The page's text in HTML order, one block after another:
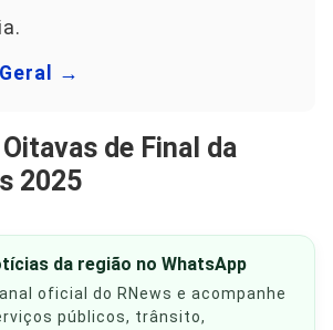
→
de Final da
2025
da região no WhatsApp
oficial do RNews e acompanhe
públicos, trânsito,